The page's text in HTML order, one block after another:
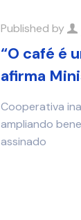
Published by
“O café é
afirma
Cooperativa
ampliando
assinado